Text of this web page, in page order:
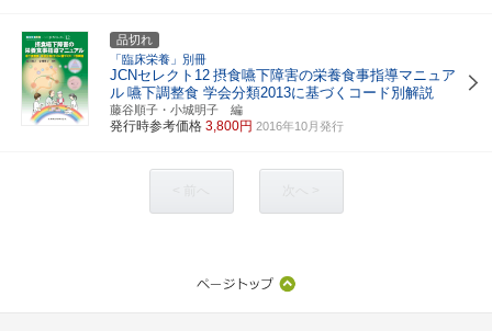
品切れ
「臨床栄養」別冊
JCNセレクト12 摂食嚥下障害の栄養食事指導マニュア
ル 嚥下調整食 学会分類2013に基づくコード別解説
藤谷順子・小城明子 編
発行時参考価格 3,800円 2016年10月発行